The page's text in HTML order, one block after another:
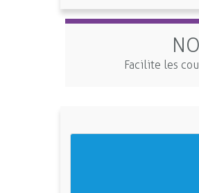
Facilite les